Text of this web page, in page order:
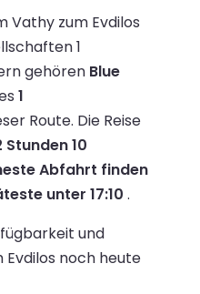
Vathy zum Evdilos
1
gehören Blue
1
Route. Die Reise
Stunden 10
Abfahrt finden
unter 17:10 .
und
Evdilos noch heute